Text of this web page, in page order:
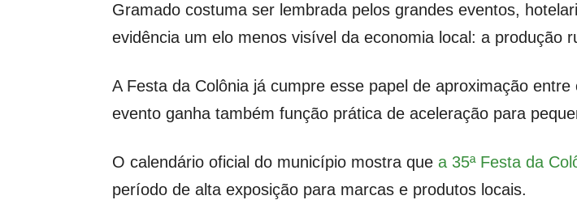
Gramado costuma ser lembrada pelos grandes eventos,
evidência um elo menos visível da economia local: a produção
A Festa da Colônia já cumpre esse papel de aproximação
evento ganha também função prática de aceleração para
O calendário oficial do município mostra que a 35ª Festa da
período de alta exposição para marcas e produtos locais.